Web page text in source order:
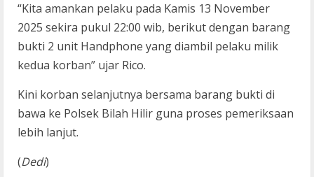
“Kita amankan pelaku pada Kamis 13 November
2025 sekira pukul 22:00 wib, berikut dengan barang
bukti 2 unit Handphone yang diambil pelaku milik
kedua korban” ujar Rico.
Kini korban selanjutnya bersama barang bukti di
bawa ke Polsek Bilah Hilir guna proses pemeriksaan
lebih lanjut.
(Dedi)